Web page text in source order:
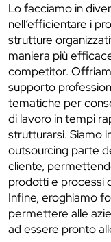
Lo facciamo in
nell’efficientare i
strutture
maniera più
competitor.
supporto
tematiche per
di lavoro in tempi
strutturarsi. Siamo
outsourcing parte
cliente,
prodotti e processi
Infine, eroghiamo
permettere alle
ad essere pronto